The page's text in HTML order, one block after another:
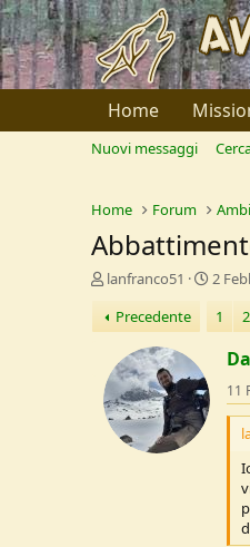
Home
Nuovi messaggi
Home Forum
C
e
a
o
r
e
D
lanfranco51
D
a
2
Precedente
1 2
11